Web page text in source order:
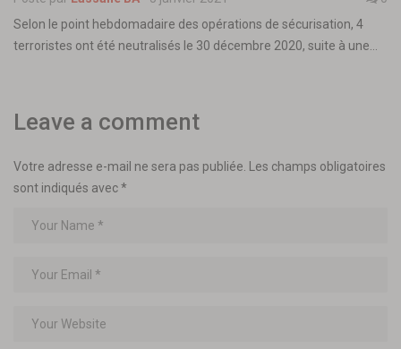
Selon le point hebdomadaire des opérations de sécurisation, 4
terroristes ont été neutralisés le 30 décembre 2020, suite à une…
Leave a comment
Votre adresse e-mail ne sera pas publiée.
Les champs obligatoires
sont indiqués avec*